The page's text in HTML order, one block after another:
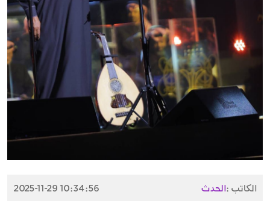
الكاتب :الحدث 2025-11-29 10:34:56